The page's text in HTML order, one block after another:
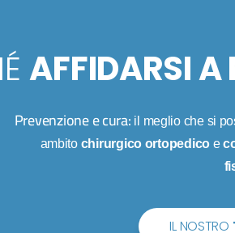
AFFIDARSI A
Prevenzione e cura: il meglio che si
ambito chirurgico ortopedico e
IL NOSTRO